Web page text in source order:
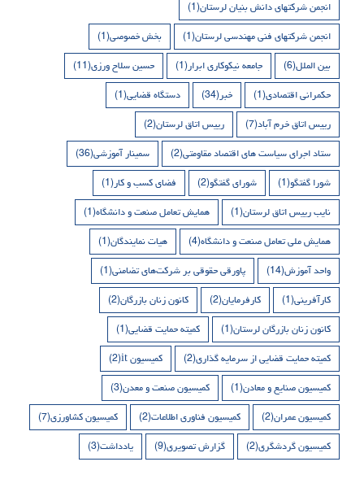
انجمن شرکتهای دانش بنیان لرستان(1)
انجمن شرکتهای فنی مهندسی لرستان(1) بخش خصوصی(1)
بین الملل(6) جامعه نیکوکاری ابرار(1) حسین سلاح ورزی(11)
حکمرانی اقتصادی(1) خبر(34) دستگاه قضایی(1)
رییس اتاق خرم آباد(7) رییس اتاق لرستان(2)
ستاد اجرای سیاست های اقتصاد مقاومتی(2) سمینار آموزشی(36)
شورا گفتگو(1) شورای گفتگو(2) فضای کسب و کار(1)
نایب رییس اتاق لرستان(1) همایش تعامل صنعت و دانشگاه(1)
همایش ملی تعامل صنعت و دانشگاه(4) هیات نمایندگان(1)
واحد آموزش(14) پاورقی حقوقی بر شرکت‌های تضامنی(1)
کارآفرینی(1) کارفرمایان(2) کانون زنان بازرگان(2)
کانون زنان بازرگان لرستان(1) کمیته حمایت قضایی(1)
کمیته حمایت قضایی از سرمایه گذاری(2) کمیسیون it (2)
کمیسیون صنایع و معادن(1) کمیسیون صنعت و معدن(3)
کمیسیون عمران(2) کمیسیون فناوری اطلاعات(2) کمیسیون کشاورزی(7)
کمیسیون گردشگری(2) گزارش تصویری(9) یادداشت(3)